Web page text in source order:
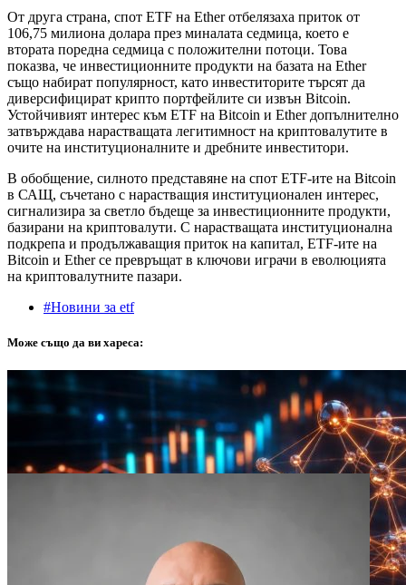
От друга страна, спот ETF на Ether отбелязаха приток от
106,75 милиона долара през миналата седмица, което е
втората поредна седмица с положителни потоци. Това
показва, че инвестиционните продукти на базата на Ether
също набират популярност, като инвеститорите търсят да
диверсифицират крипто портфейлите си извън Bitcoin.
Устойчивият интерес към ETF на Bitcoin и Ether допълнително
затвърждава нарастващата легитимност на криптовалутите в
очите на институционалните и дребните инвеститори.
В обобщение, силното представяне на спот ETF-ите на Bitcoin
в САЩ, съчетано с нарастващия институционален интерес,
сигнализира за светло бъдеще за инвестиционните продукти,
базирани на криптовалути. С нарастващата институционална
подкрепа и продължаващия приток на капитал, ETF-ите на
Bitcoin и Ether се превръщат в ключови играчи в еволюцията
на криптовалутните пазари.
#Новини за etf
Може също да ви хареса: